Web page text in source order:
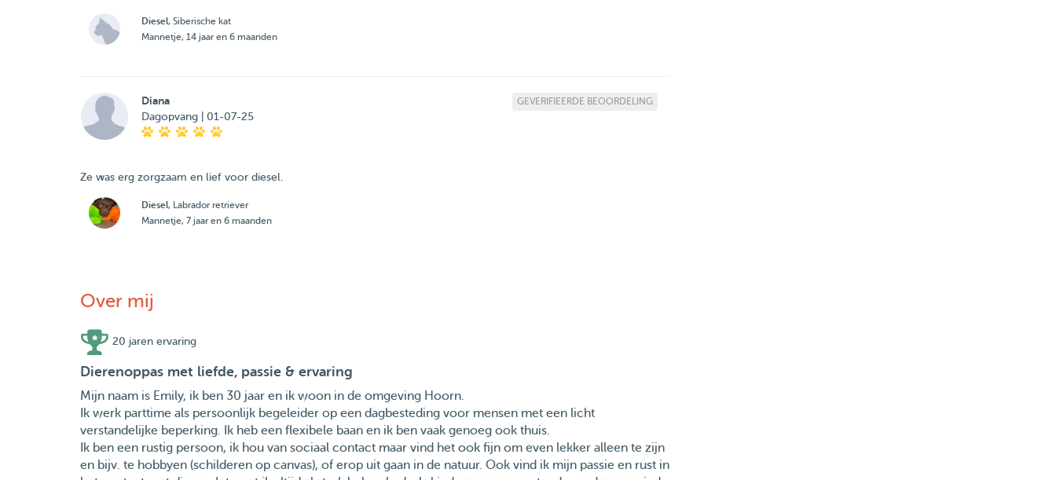
Diesel, Siberische kat
Mannetje, 14 jaar en 6 maanden
Diana
Dagopvang | 01-07-25
GEVERIFIEERDE BEOORDELING
Ze was erg zorgzaam en lief voor diesel.
Diesel, Labrador retriever
Mannetje, 7 jaar en 6 maanden
Over mij
20 jaren ervaring
Dierenoppas met liefde, passie & ervaring
Mijn naam is Emily, ik ben 30 jaar en ik woon in de omgeving Hoorn.
Ik werk parttime als persoonlijk begeleider op een dagbesteding voor mensen met een licht
verstandelijke beperking. Ik heb een flexibele baan en ik ben vaak genoeg ook thuis.
Ik ben een rustig persoon, ik hou van sociaal contact maar vind het ook fijn om even lekker alleen te zijn
en bijv. te hobbyen (schilderen op canvas), of erop uit gaan in de natuur. Ook vind ik mijn passie en rust in